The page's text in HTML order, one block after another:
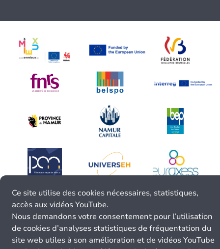
Ce site utilise des cookies nécessaires, statistiques,
accès aux vidéos YouTube.
Nous demandons votre consentement pour l’utilisation
de cookies d’analyses statistiques de fréquentation du
site web utiles à son amélioration et de vidéos YouTube